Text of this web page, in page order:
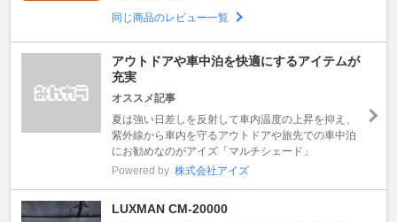
同じ商品のレビュー一覧
アウトドアや車中泊を快適にするアイテムが
充実
オススメ記事
夏は強い日差しを反射して車内温度の上昇を抑え、
紫外線から車内を守るアウトドアや旅先での車中泊
にお勧めなのがアイズ「マルチシェード」
Powered by 株式会社アイズ
LUXMAN CM-20000